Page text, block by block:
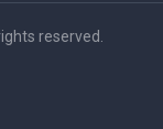
reserved.